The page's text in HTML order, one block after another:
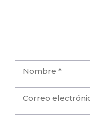
electrónico